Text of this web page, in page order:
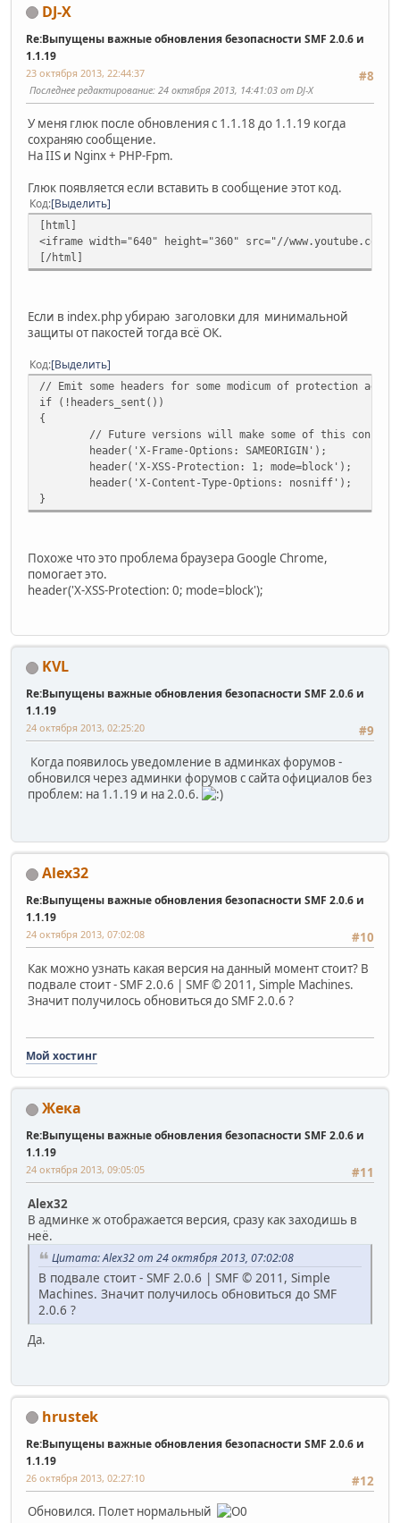
DJ-X
Re:Выпущены важные обновления безопасности SMF 2.0.6 и
1.1.19
#8
23 октября 2013, 22:44:37
Последнее редактирование: 24 октября 2013, 14:41:03 от DJ-X
У меня глюк после обновления с 1.1.18 до 1.1.19 когда
сохраняю сообщение.
На IIS и Nginx + PHP-Fpm.
Глюк появляется если вставить в сообщение этот код.
Код Выделить
[html]
<iframe width="640" height="360" src="//www.youtube.com/
[/html]
Если в index.php убираю заголовки для минимальной
защиты от пакостей тогда всё ОК.
Код Выделить
// Emit some headers for some modicum of protection
if (!headers_sent())
{
// Future versions will make some of this
header('X-Frame-Options: SAMEORIGIN');
header('X-XSS-Protection: 1; mode=block');
header('X-Content-Type-Options: nosniff');
}
Похоже что это проблема браузера Google Chrome,
помогает это.
header('X-XSS-Protection: 0; mode=block');
KVL
Re:Выпущены важные обновления безопасности SMF 2.0.6 и
1.1.19
#9
24 октября 2013, 02:25:20
Когда появилось уведомление в админках форумов -
обновился через админки форумов с сайта официалов без
проблем: на 1.1.19 и на 2.0.6.
Alex32
Re:Выпущены важные обновления безопасности SMF 2.0.6 и
1.1.19
#10
24 октября 2013, 07:02:08
Как можно узнать какая версия на данный момент стоит? В
подвале стоит - SMF 2.0.6 | SMF © 2011, Simple Machines.
Значит получилось обновиться до SMF 2.0.6 ?
Мой хостинг
Жека
Re:Выпущены важные обновления безопасности SMF 2.0.6 и
1.1.19
#11
24 октября 2013, 09:05:05
Alex32
В админке ж отображается версия, сразу как заходишь в
неё.
Цитата: Alex32 от 24 октября 2013, 07:02:08
В подвале стоит - SMF 2.0.6 | SMF © 2011, Simple
Machines. Значит получилось обновиться до SMF
2.0.6 ?
Да.
hrustek
Re:Выпущены важные обновления безопасности SMF 2.0.6 и
1.1.19
#12
26 октября 2013, 02:27:10
Обновился. Полет нормальный